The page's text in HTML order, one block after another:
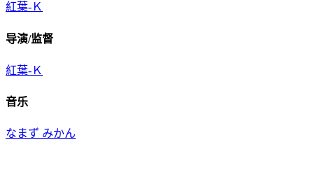
紅葉-Ｋ
导演/监督
紅葉-Ｋ
音乐
なまず みかん